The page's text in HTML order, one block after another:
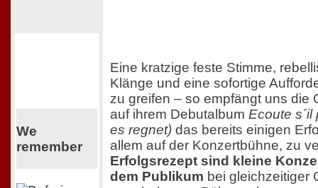
We
remember
Eine kratzige feste Stimme,
Klänge und eine sofortige
zu greifen – so empfängt uns die
auf ihrem Debutalbum Ecoute
es regnet) das bereits einigen
allem auf der Konzertbühne, zu
Erfolgsrezept sind kleine
dem Publikum bei gleichzeitiger